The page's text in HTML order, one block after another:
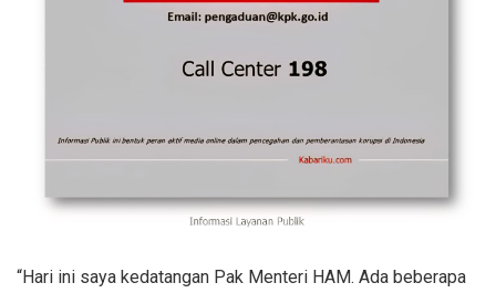
“Hari ini saya kedatangan Pak Menteri HAM. Ada beberapa